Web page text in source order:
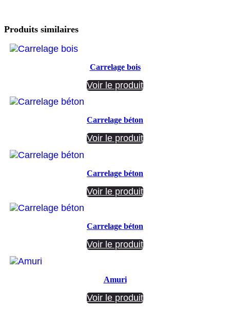
Produits similaires
Carrelage bois
Voir le produit
Carrelage béton
Voir le produit
Carrelage béton
Voir le produit
Carrelage béton
Voir le produit
Amuri
Voir le produit